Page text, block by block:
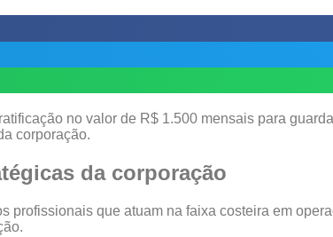
no valor de R$ 1.500 mensais para
corporação.
da corporação
profissionais que atuam na faixa costeira em